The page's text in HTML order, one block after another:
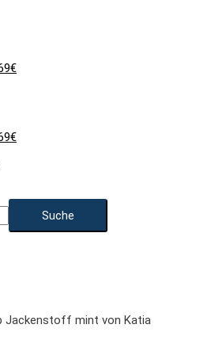
mint von Katia